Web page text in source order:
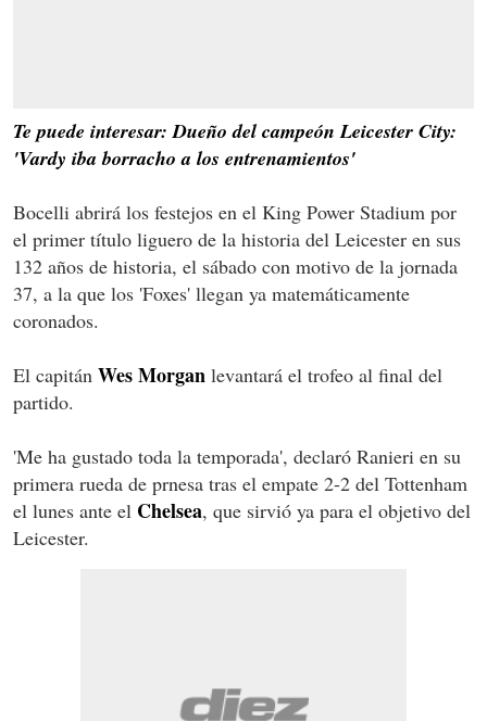
Te puede interesar: Dueño del campeón Leicester City:
'Vardy iba borracho a los entrenamientos'
Bocelli abrirá los festejos en el King Power Stadium por
el primer título liguero de la historia del Leicester en sus
132 años de historia, el sábado con motivo de la jornada
37, a la que los 'Foxes' llegan ya matemáticamente
coronados.
El capitán Wes Morgan levantará el trofeo al final del
partido.
'Me ha gustado toda la temporada', declaró Ranieri en su
primera rueda de prnesa tras el empate 2-2 del Tottenham
el lunes ante el Chelsea, que sirvió ya para el objetivo del
Leicester.